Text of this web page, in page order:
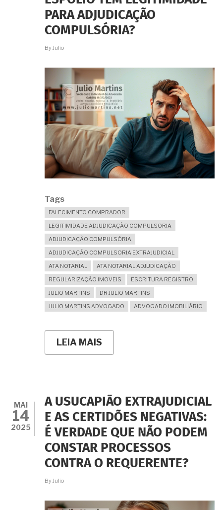
DO
RJ
PARA ADJUDICAÇÃO
COMPULSÓRIA?
ByJulio
Tags
FALECIMENTO COMPRADOR
LEGITIMIDADE ADJUDICAÇÃO COMPULSORIA
ADJUDICAÇÃO COMPULSÓRIA
ADJUDICAÇÃO COMPULSORIA EXTRAJUDICIAL
ATA NOTARIAL
ATA NOTARIAL ADJUDICAÇÃO
REGULARIZAÇÃO IMOVEIS
ESCRITURA REGISTRO
JULIO MARTINS
DR JULIO MARTINS
JULIO MARTINS ADVOGADO
ADVOGADO IMOBILIÁRIO
LEIA MAIS
OBTER
ESCRITURA.
O
ESPÓLIO
TEM
LEGITIMIDADE
PARA
ADJUDICAÇÃO
COMPULSÓRIA?
MAI
14
2025
A USUCAPIÃO EXTRAJUDICIAL
E AS CERTIDÕES NEGATIVAS:
É VERDADE QUE NÃO PODEM
CONSTAR PROCESSOS
CONTRA O REQUERENTE?
ByJulio